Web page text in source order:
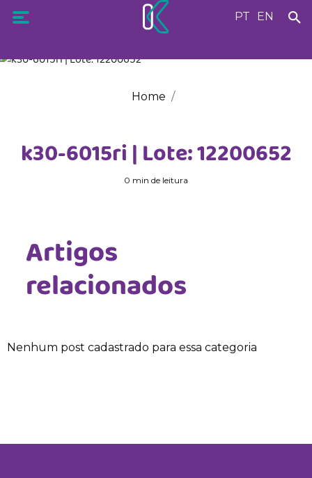
PT EN
Home
k30-6015ri | Lote: 12200652
0 min de leitura
Artigos
relacionados
Nenhum post cadastrado para essa categoria